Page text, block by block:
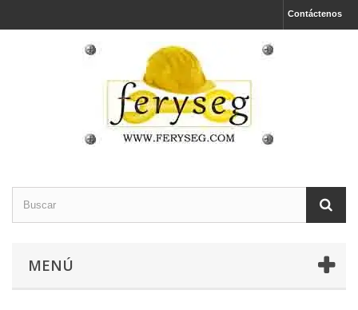
Contáctenos
MENÚ